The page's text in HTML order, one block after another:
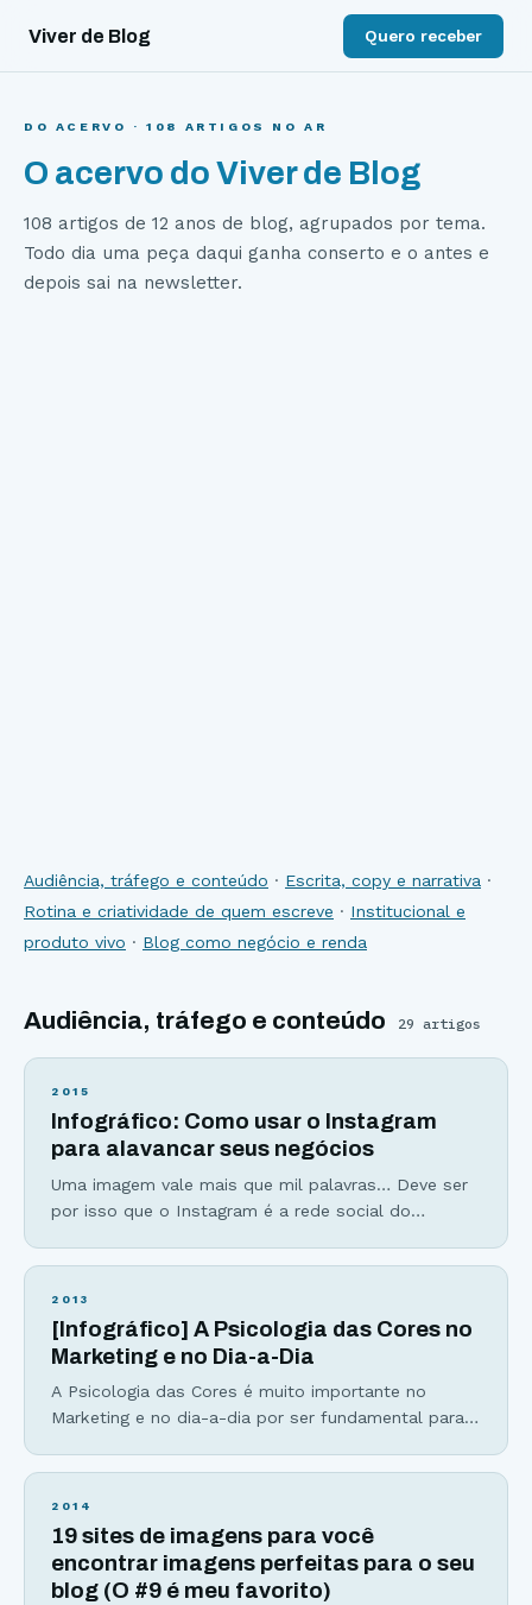
Viver de Blog Quero receber
DO ACERVO ·108 ARTIGOS NO AR
O acervo do Viver de Blog
108 artigos de 12 anos de blog, agrupados por tema.
Todo dia uma peça daqui ganha conserto e o antes e
depois sai na newsletter.
Audiência, tráfego e conteúdo · Escrita, copy e narrativa ·
Rotina e criatividade de quem escreve · Institucional e
produto vivo · Blog como negócio e renda
Audiência, tráfego e conteúdo 29 artigos
2015
Infográfico: Como usar o Instagram
para alavancar seus negócios
Uma imagem vale mais que mil palavras… Deve ser
por isso que o Instagram é a rede social do
completou 4 anos e, desde de seu lançamento, os
a rede social de fotos estreou na App
2013
[Infográfico] A Psicologia das Cores no
Marketing e no Dia-a-Dia
A Psicologia das Cores é muito importante no
Marketing e no dia-a-dia por ser fundamental para
podemos usar uma determinada cor para nosso
apontam que: 84,7% dos consumidores acreditam
que as cores de um produto são muito
2014
19 sites de imagens para você
encontrar imagens perfeitas para o seu
blog (O #9 é meu favorito)